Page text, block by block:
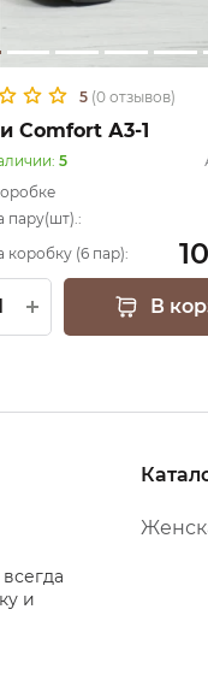
5 (0 отзывов)
Comfort А3-1
5
пару(шт).:
коробку (6 пар):
В
и